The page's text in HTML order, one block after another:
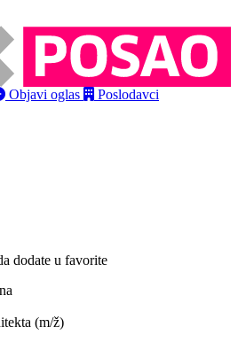
Objavi oglas Poslodavci
dodate u favorite
(m/ž)